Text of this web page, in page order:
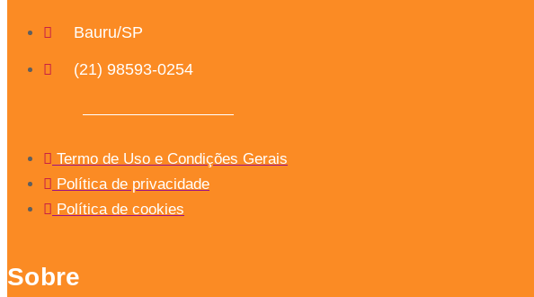
Bauru/SP
(21) 98593-0254
Termo de Uso e Condições Gerais
Política de privacidade
Política de cookies
Sobre